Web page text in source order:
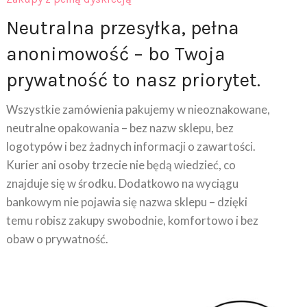
Neutralna przesyłka, pełna
anonimowość – bo Twoja
prywatność to nasz priorytet.
Wszystkie zamówienia pakujemy w nieoznakowane,
neutralne opakowania – bez nazw sklepu, bez
logotypów i bez żadnych informacji o zawartości.
Kurier ani osoby trzecie nie będą wiedzieć, co
znajduje się w środku. Dodatkowo na wyciągu
bankowym nie pojawia się nazwa sklepu – dzięki
temu robisz zakupy swobodnie, komfortowo i bez
obaw o prywatność.